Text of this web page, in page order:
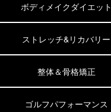
ボディメイクダイエット
ストレッチ&リカバリー
整体＆骨格矯正
ゴルフパフォーマンス